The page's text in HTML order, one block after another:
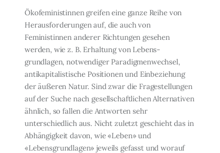
Ökofeministinnen greifen eine ganze Reihe von
Herausforderungen auf, die auch von
Feministinnen anderer Richtungen gesehen
werden, wie z. B. Erhaltung von Lebens­
grundlagen, notwendiger Paradigmenwechsel,
antikapitalistische Positionen und Einbe­ziehung
der äußeren Natur. Sind zwar die Fragestellungen
auf der Suche nach gesell­schaftlichen Alternativen
ähnlich, so fallen die Antworten sehr
unterschiedlich aus. Nicht zuletzt geschieht das in
Abhängigkeit davon, wie «Leben» und
«Lebensgrundlagen» je­weils gefasst und worauf